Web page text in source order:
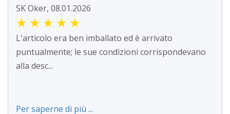
SK Oker, 08.01.2026
★ ★ ★ ★ ★
L'articolo era ben imballato ed è arrivato
puntualmente; le sue condizioni corrispondevano
alla desc...
Per saperne di più ...